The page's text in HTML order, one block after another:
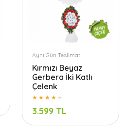
Aynı Gün Teslimat
Kırmızı Beyaz
Gerbera İki Katlı
Çelenk
3.599 TL